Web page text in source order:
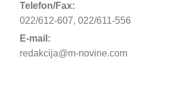
Telefon/Fax:
022/612-607, 022/611-556
E-mail:
redakcija@m-novine.com